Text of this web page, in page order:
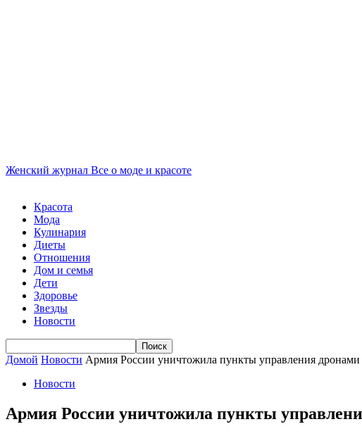
Женский журнал Все о моде и красоте
Красота
Мода
Кулинария
Диеты
Отношения
Дом и семья
Дети
Здоровье
Звезды
Новости
Домой Новости Армия России уничтожила пункты управления
Новости
Армия России уничтожила пункты